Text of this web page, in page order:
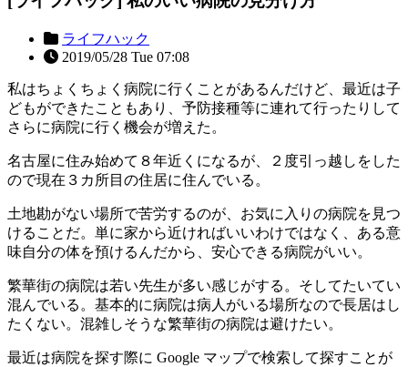
ライフハック
2019/05/28 Tue 07:08
私はちょくちょく病院に行くことがあるんだけど、最近は子
どもができたこともあり、予防接種等に連れて行ったりして
さらに病院に行く機会が増えた。
名古屋に住み始めて８年近くになるが、２度引っ越しをした
ので現在３カ所目の住居に住んでいる。
土地勘がない場所で苦労するのが、お気に入りの病院を見つ
けることだ。単に家から近ければいいわけではなく、ある意
味自分の体を預けるんだから、安心できる病院がいい。
繁華街の病院は若い先生が多い感じがする。そしてたいてい
混んでいる。基本的に病院は病人がいる場所なので長居はし
たくない。混雑しそうな繁華街の病院は避けたい。
最近は病院を探す際に Google マップで検索して探すことが